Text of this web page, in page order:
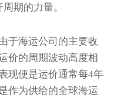
期的力量。
于海运公司的主要收
价的周期波动高度相
现便是运价通常每4年
作为供给的全球海运